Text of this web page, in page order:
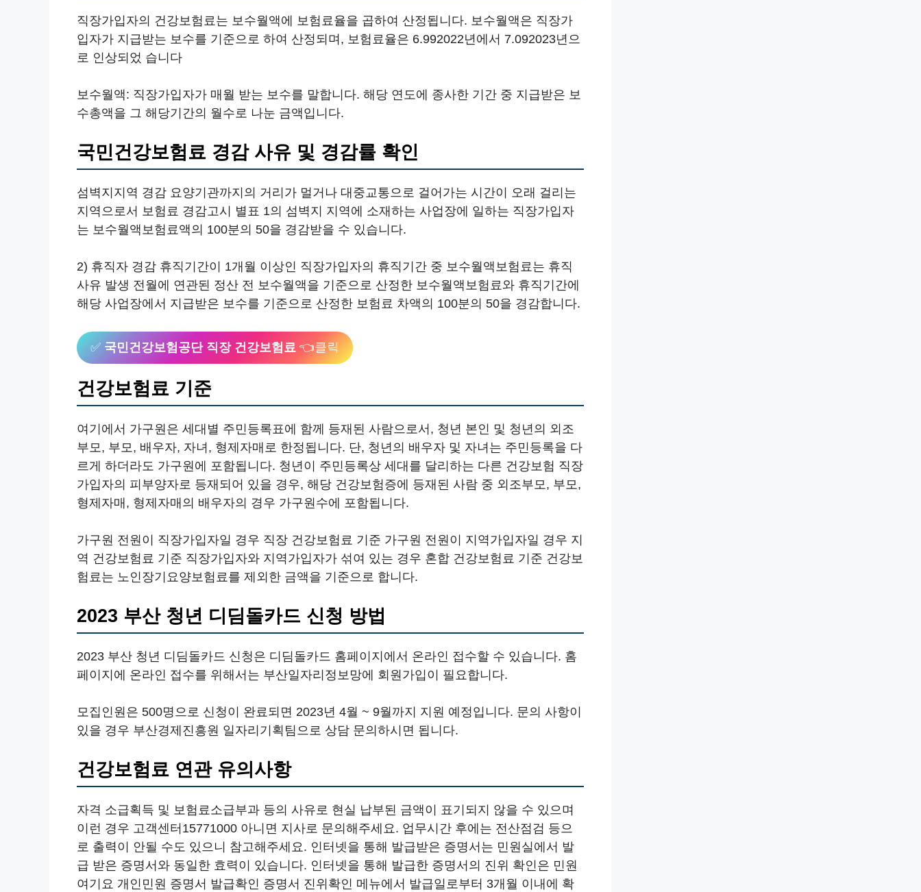
직장가입자의 건강보험료는 보수월액에 보험료율을 곱하여 산정됩니다. 보수월액은 직장가
입자가 지급받는 보수를 기준으로 하여 산정되며, 보험료율은 6.992022년에서 7.092023년으
로 인상되었 습니다
보수월액: 직장가입자가 매월 받는 보수를 말합니다. 해당 연도에 종사한 기간 중 지급받은 보
수총액을 그 해당기간의 월수로 나눈 금액입니다.
국민건강보험료 경감 사유 및 경감률 확인
섬벽지지역 경감 요양기관까지의 거리가 멀거나 대중교통으로 걸어가는 시간이 오래 걸리는
지역으로서 보험료 경감고시 별표 1의 섬벽지 지역에 소재하는 사업장에 일하는 직장가입자
는 보수월액보험료액의 100분의 50을 경감받을 수 있습니다.
2) 휴직자 경감 휴직기간이 1개월 이상인 직장가입자의 휴직기간 중 보수월액보험료는 휴직
사유 발생 전월에 연관된 정산 전 보수월액을 기준으로 산정한 보수월액보험료와 휴직기간에
해당 사업장에서 지급받은 보수를 기준으로 산정한 보험료 차액의 100분의 50을 경감합니다.
✅ 국민건강보험공단 직장 건강보험료 👈클릭
건강보험료 기준
여기에서 가구원은 세대별 주민등록표에 함께 등재된 사람으로서, 청년 본인 및 청년의 외조
부모, 부모, 배우자, 자녀, 형제자매로 한정됩니다. 단, 청년의 배우자 및 자녀는 주민등록을 다
르게 하더라도 가구원에 포함됩니다. 청년이 주민등록상 세대를 달리하는 다른 건강보험 직장
가입자의 피부양자로 등재되어 있을 경우, 해당 건강보험증에 등재된 사람 중 외조부모, 부모,
형제자매, 형제자매의 배우자의 경우 가구원수에 포함됩니다.
가구원 전원이 직장가입자일 경우 직장 건강보험료 기준 가구원 전원이 지역가입자일 경우 지
역 건강보험료 기준 직장가입자와 지역가입자가 섞여 있는 경우 혼합 건강보험료 기준 건강보
험료는 노인장기요양보험료를 제외한 금액을 기준으로 합니다.
2023 부산 청년 디딤돌카드 신청 방법
2023 부산 청년 디딤돌카드 신청은 디딤돌카드 홈페이지에서 온라인 접수할 수 있습니다. 홈
페이지에 온라인 접수를 위해서는 부산일자리정보망에 회원가입이 필요합니다.
모집인원은 500명으로 신청이 완료되면 2023년 4월 ~ 9월까지 지원 예정입니다. 문의 사항이
있을 경우 부산경제진흥원 일자리기획팀으로 상담 문의하시면 됩니다.
건강보험료 연관 유의사항
자격 소급획득 및 보험료소급부과 등의 사유로 현실 납부된 금액이 표기되지 않을 수 있으며
이런 경우 고객센터15771000 아니면 지사로 문의해주세요. 업무시간 후에는 전산점검 등으
로 출력이 안될 수도 있으니 참고해주세요. 인터넷을 통해 발급받은 증명서는 민원실에서 발
급 받은 증명서와 동일한 효력이 있습니다. 인터넷을 통해 발급한 증명서의 진위 확인은 민원
여기요 개인민원 증명서 발급확인 증명서 진위확인 메뉴에서 발급일로부터 3개월 이내에 확